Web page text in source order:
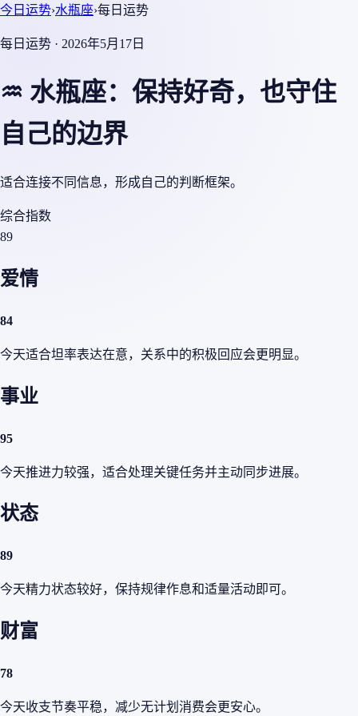
今日运势›水瓶座›每日运势
每日运势 · 2026年5月17日
♒ 水瓶座：保持好奇，也守住
自己的边界
适合连接不同信息，形成自己的判断框架。
综合指数
89
爱情
84
今天适合坦率表达在意，关系中的积极回应会更明显。
事业
95
今天推进力较强，适合处理关键任务并主动同步进展。
状态
89
今天精力状态较好，保持规律作息和适量活动即可。
财富
78
今天收支节奏平稳，减少无计划消费会更安心。